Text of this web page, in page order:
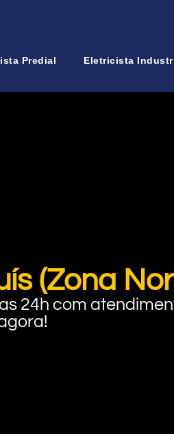
Predial Eletricista
(Zona
24h com